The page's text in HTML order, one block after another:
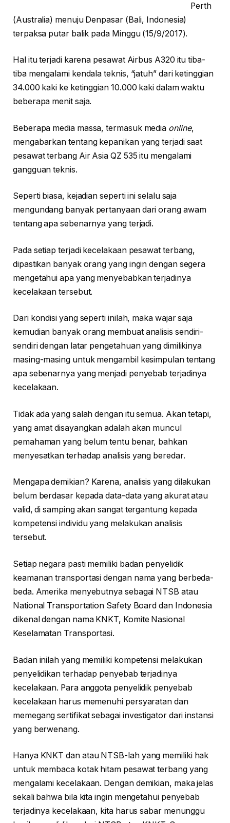
Perth
(Australia) menuju Denpasar (Bali, Indonesia)
terpaksa putar balik pada Minggu (15/9/2017).
Hal itu terjadi karena pesawat Airbus A320 itu tiba-
tiba mengalami kendala teknis, “jatuh” dari ketinggian
34.000 kaki ke ketinggian 10.000 kaki dalam waktu
beberapa menit saja.
Beberapa media massa, termasuk media online,
mengabarkan tentang kepanikan yang terjadi saat
pesawat terbang Air Asia QZ 535 itu mengalami
gangguan teknis.
Seperti biasa, kejadian seperti ini selalu saja
mengundang banyak pertanyaan dari orang awam
tentang apa sebenarnya yang terjadi.
Pada setiap terjadi kecelakaan pesawat terbang,
dipastikan banyak orang yang ingin dengan segera
mengetahui apa yang menyebabkan terjadinya
kecelakaan tersebut.
Dari kondisi yang seperti inilah, maka wajar saja
kemudian banyak orang membuat analisis sendiri-
sendiri dengan latar pengetahuan yang dimilikinya
masing-masing untuk mengambil kesimpulan tentang
apa sebenarnya yang menjadi penyebab terjadinya
kecelakaan.
Tidak ada yang salah dengan itu semua. Akan tetapi,
yang amat disayangkan adalah akan muncul
pemahaman yang belum tentu benar, bahkan
menyesatkan terhadap analisis yang beredar.
Mengapa demikian? Karena, analisis yang dilakukan
belum berdasar kepada data-data yang akurat atau
valid, di samping akan sangat tergantung kepada
kompetensi individu yang melakukan analisis
tersebut.
Setiap negara pasti memiliki badan penyelidik
keamanan transportasi dengan nama yang berbeda-
beda. Amerika menyebutnya sebagai NTSB atau
National Transportation Safety Board dan Indonesia
dikenal dengan nama KNKT, Komite Nasional
Keselamatan Transportasi.
Badan inilah yang memiliki kompetensi melakukan
penyelidikan terhadap penyebab terjadinya
kecelakaan. Para anggota penyelidik penyebab
kecelakaan harus memenuhi persyaratan dan
memegang sertifikat sebagai investigator dari instansi
yang berwenang.
Hanya KNKT dan atau NTSB-lah yang memiliki hak
untuk membaca kotak hitam pesawat terbang yang
mengalami kecelakaan. Dengan demikian, maka jelas
sekali bahwa bila kita ingin mengetahui penyebab
terjadinya kecelakaan, kita harus sabar menunggu